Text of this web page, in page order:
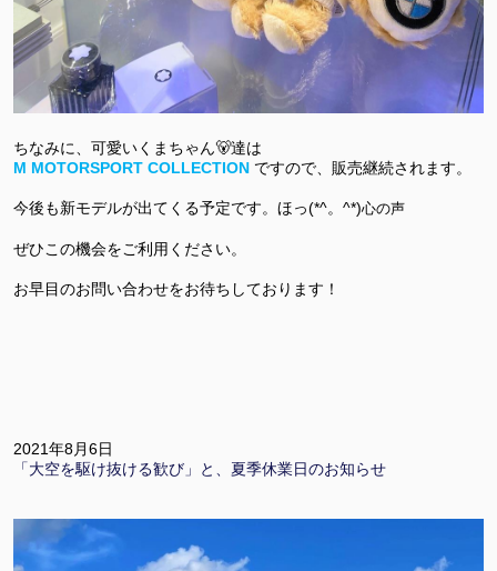
ちなみに、可愛いくまちゃん🐻達は
M MOTORSPORT COLLECTION ですので、販売継続されます。
今後も新モデルが出てくる予定です。ほっ(*^。 ^*)心の声
ぜひこの機会をご利用ください。
お早目のお問い合わせをお待ちしております！
2021年8月6日
「大空を駆け抜ける歓び」と、夏季休業日のお知らせ